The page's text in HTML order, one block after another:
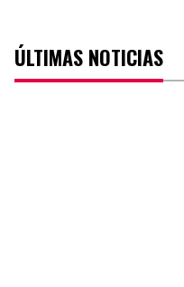
ÚLTIMAS NOTICIAS